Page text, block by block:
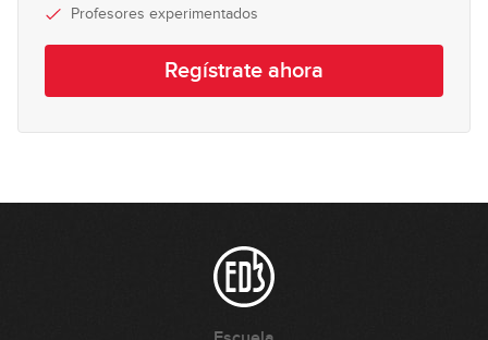
Profesores experimentados
Regístrate ahora